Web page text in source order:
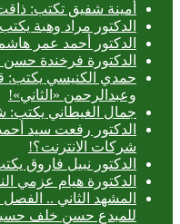
أمينة شفيق تكتب:
الدكتور مراد وهبة
الدكتور أحمد عمر
الدكتورة فرخندة حسن
حمدي الكنيسي يكتب:
وعبدالرحمن «الثاني»!
جمال الغيطاني يكتب:
الدكتور رفعت سيد
شركات الانترنت؟!
الدكتور نبيل فاروق
الدكتورة هيام عزمي
المشهد الثاني ..
للمبدع حسن خلف